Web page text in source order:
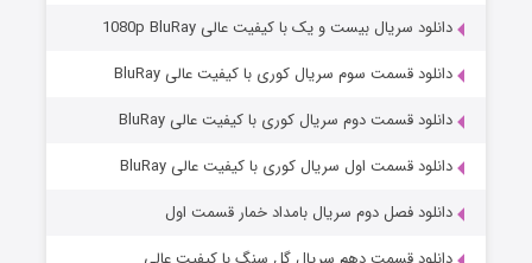
مردگان متحرک: شهر مرده ۳
قسمت2 (زیرنویس) منتشر شد
دانلود سریال بیست و یک با کیفیت عالی 1080p BluRay
دانلود قسمت سوم سریال کوری با کیفیت عالی BluRay
دانلود قسمت دوم سریال کوری با کیفیت عالی BluRay
دانلود قسمت اول سریال کوری با کیفیت عالی BluRay
دانلود فصل دوم سریال بامداد خمار قسمت اول